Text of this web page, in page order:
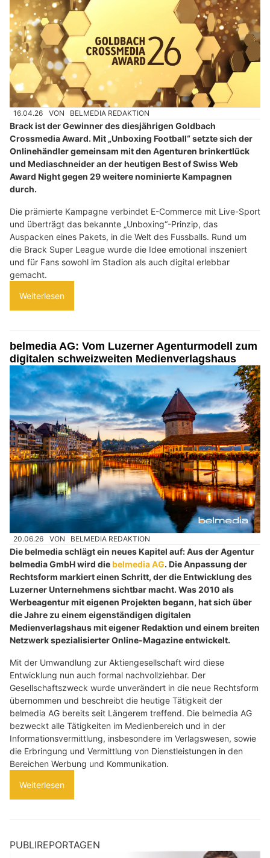
16.04.26 VON BELMEDIA REDAKTION
Brack ist der Gewinner des diesjährigen Goldbach
Crossmedia Award. Mit „Unboxing Football“ setzte sich der
Onlinehändler gemeinsam mit den Agenturen brinkertlück
und Mediaschneider an der heutigen Best of Swiss Web
Award Night gegen 29 weitere nominierte Kampagnen
durch.
Die prämierte Kampagne verbindet E-Commerce mit Live-Sport
und überträgt das bekannte „Unboxing“-Prinzip, das
Auspacken eines Pakets, in die Welt des Fussballs. Rund um
die Brack Super League wurde die Idee emotional inszeniert
und für Fans sowohl im Stadion als auch digital erlebbar
gemacht.
Weiterlesen
belmedia AG: Vom Luzerner Agenturmodell zum
digitalen schweizweiten Medienverlagshaus
20.06.26 VON BELMEDIA REDAKTION
Die belmedia schlägt ein neues Kapitel auf: Aus der Agentur
belmedia GmbH wird diebelmedia AG. Die Anpassung der
Rechtsform markiert einen Schritt, der die Entwicklung des
Luzerner Unternehmens sichtbar macht. Was 2010 als
Werbeagentur mit eigenen Projekten begann, hat sich über
die Jahre zu einem eigenständigen digitalen
Medienverlagshaus mit eigener Redaktion und einem breiten
Netzwerk spezialisierter Online-Magazine entwickelt.
Mit der Umwandlung zur Aktiengesellschaft wird diese
Entwicklung nun auch formal nachvollziehbar. Der
Gesellschaftszweck wurde unverändert in die neue Rechtsform
übernommen und beschreibt die heutige Tätigkeit der
belmedia AG bereits seit Längerem treffend. Die belmedia AG
bezweckt alle Tätigkeiten im Medienbereich und in der
Informationsvermittlung, insbesondere im Verlagswesen, sowie
die Erbringung und Vermittlung von Dienstleistungen in den
Bereichen Werbung und Kommunikation.
Weiterlesen
PUBLIREPORTAGEN